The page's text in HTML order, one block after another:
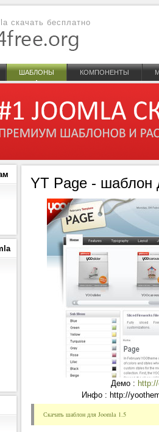
скачать бесплатно
ШАБЛОНЫ КОМПОНЕНТЫ
YT Page - шаблон
Демо :
Инфо : http://
Скачать шаблон для Joomla 1.5